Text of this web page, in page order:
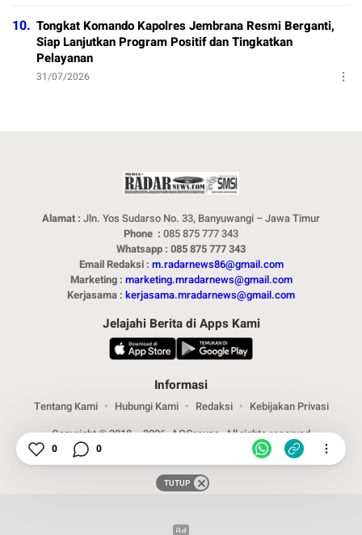
10. Tongkat Komando Kapolres Jembrana Resmi Berganti,
Siap Lanjutkan Program Positif dan Tingkatkan
Pelayanan
31/07/2026
Alamat : Jln. Yos Sudarso No. 33, Banyuwangi – Jawa Timur
Phone : 085 875 777 343
Whatsapp : 085 875 777 343
Email Redaksi : m.radarnews86@gmail.com
Marketing : marketing.mradarnews@gmail.com
Kerjasama : kerjasama.mradarnews@gmail.com
Jelajahi Berita di Apps Kami
Informasi
Tentang Kami Hubungi Kami Redaksi
Kebijakan Privasi
Copyright © 2018 – 2026. ACGroups. All rights reserved
0 0
TUTUP